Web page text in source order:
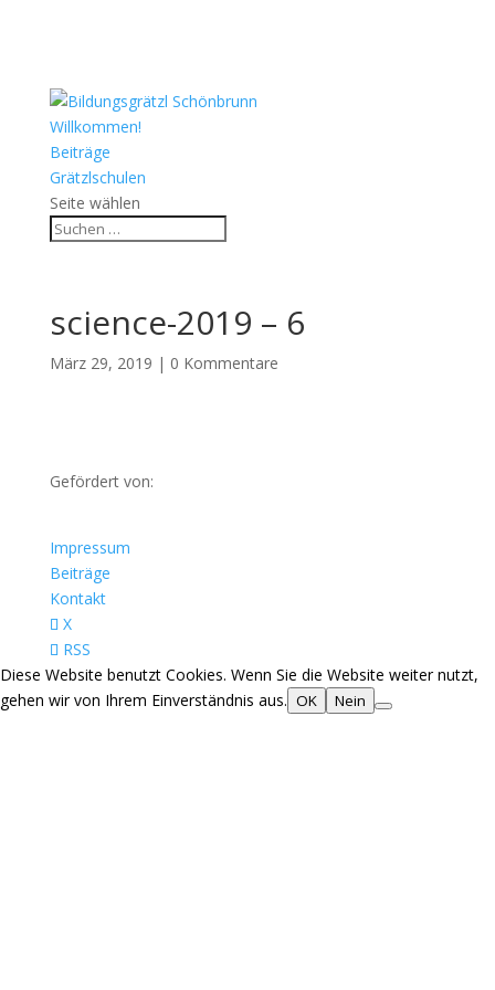
Willkommen!
Beiträge
Grätzlschulen
Seite wählen
science-2019 – 6
März 29, 2019 | 0 Kommentare
Gefördert von:
Impressum
Beiträge
Kontakt
X
RSS
Diese Website benutzt Cookies. Wenn Sie die Website weiter nutzt,
gehen wir von Ihrem Einverständnis aus. OK Nein